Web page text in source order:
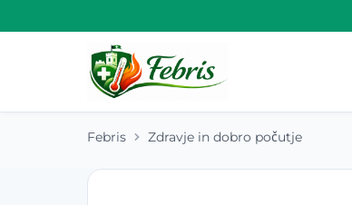
Febris Zdravje in dobro počutje